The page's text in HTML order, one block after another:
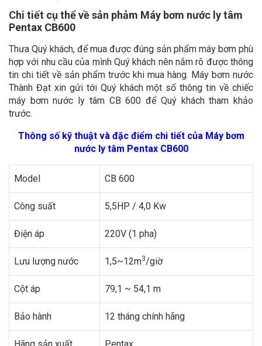
Chi tiết cụ thể về sản phảm Máy bơm nước ly tâm
Pentax CB600
Thưa Quý khách, để mua được đúng sản phẩm máy bơm phù
hợp với nhu cầu của mình Quý khách nên nắm rõ được thông
tin chi tiết về sản phẩm trước khi mua hàng. Máy bơm nước
Thành Đạt xin gửi tới Quý khách một số thông tin về chiếc
máy bơm nước ly tâm CB 600 để Quý khách tham khảo
trước.
Thông số kỹ thuật và đặc điểm chi tiết của Máy bơm
nước ly tâm Pentax CB600
Model CB 600
Công suất 5,5HP / 4,0 Kw
Điện áp 220V (1 pha)
Lưu lượng nước 1,5~12m3/giờ
Cột áp 79,1 ~ 54,1 m
Bảo hành 12 tháng chính hãng
Hãng sản xuất Pentax